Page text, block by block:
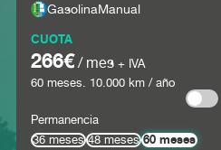
GasolinaManual
CUOTA
266€/ mes + IVA
60meses. 10.000km / año
Permanencia
36 meses
48 meses 60 meses